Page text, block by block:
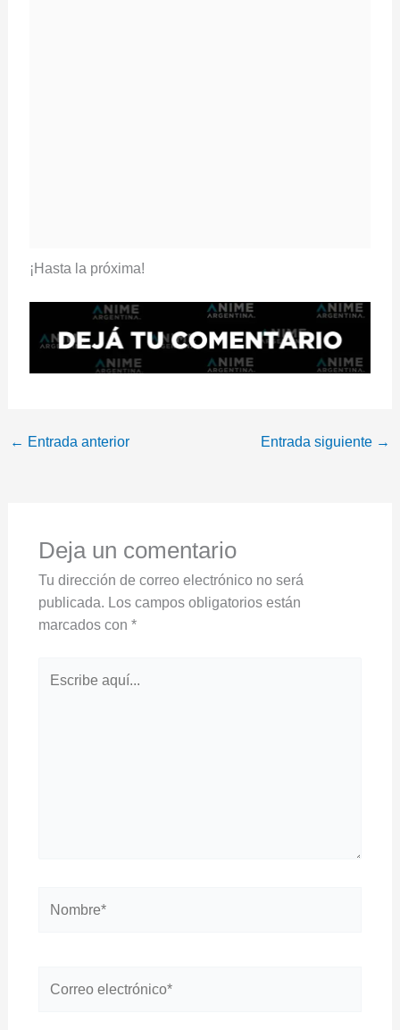
¡Hasta la próxima!
← Entrada anterior Entrada siguiente →
Deja un comentario
Tu dirección de correo electrónico no será
publicada. Los campos obligatorios están
marcados con *
aquí...
electrónico*